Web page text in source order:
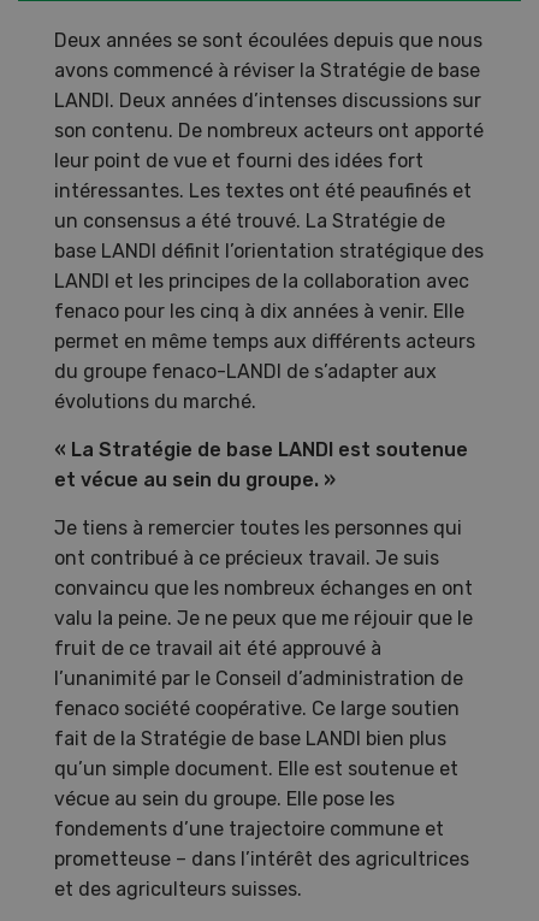
Deux années se sont écoulées depuis que nous
avons commencé à réviser la Stratégie de base
LANDI. Deux années d’intenses discussions sur
son contenu. De nombreux acteurs ont apporté
leur point de vue et fourni des idées fort
intéressantes. Les textes ont été peaufinés et
un consensus a été trouvé. La Stratégie de
base LANDI définit l’orientation stratégique des
LANDI et les principes de la collaboration avec
fenaco pour les cinq à dix années à venir. Elle
permet en même temps aux différents acteurs
du groupe fenaco-LANDI de s’adapter aux
évolutions du marché.
« La Stratégie de base LANDI est soutenue
et vécue au sein du groupe. »
Je tiens à remercier toutes les personnes qui
ont contribué à ce précieux travail. Je suis
convaincu que les nombreux échanges en ont
valu la peine. Je ne peux que me réjouir que le
fruit de ce travail ait été approuvé à
l’unanimité par le Conseil d’administration de
fenaco société coopérative. Ce large soutien
fait de la Stratégie de base LANDI bien plus
qu’un simple document. Elle est soutenue et
vécue au sein du groupe. Elle pose les
fondements d’une trajectoire commune et
prometteuse – dans l’intérêt des agricultrices
et des agriculteurs suisses.